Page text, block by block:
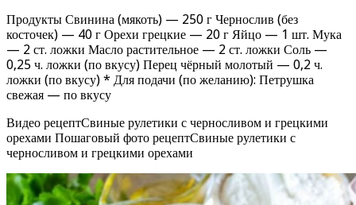
Продукты Свинина (мякоть) — 250 г Чернослив (без
косточек) — 40 г Орехи грецкие — 20 г Яйцо — 1 шт. Мука
— 2 ст. ложки Масло растительное — 2 ст. ложки Соль —
0,25 ч. ложки (по вкусу) Перец чёрный молотый — 0,2 ч.
ложки (по вкусу) * Для подачи (по желанию): Петрушка
свежая — по вкусу
Видео рецептСвиные рулетики с черносливом и грецкими
орехами Пошаговый фото рецептСвиные рулетики с
черносливом и грецкими орехами